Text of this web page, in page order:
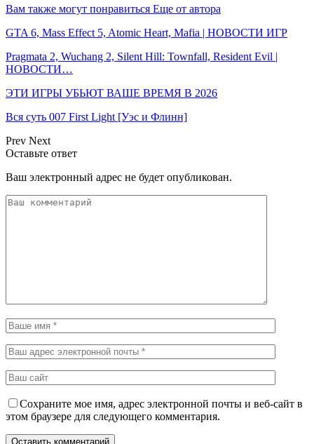
Вам также могут понравиться Еще от автора
GTA 6, Mass Effect 5, Atomic Heart, Mafia | НОВОСТИ ИГР
Pragmata 2, Wuchang 2, Silent Hill: Townfall, Resident Evil |
НОВОСТИ…
ЭТИ ИГРЫ УБЬЮТ ВАШЕ ВРЕМЯ В 2026
Вся суть 007 First Light [Уэс и Флинн]
Prev Next
Оставьте ответ
Ваш электронный адрес не будет опубликован.
Сохраните мое имя, адрес электронной почты и веб-сайт в
этом браузере для следующего комментария.